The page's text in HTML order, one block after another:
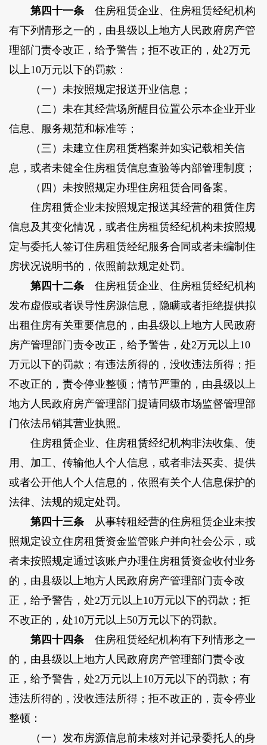
第四十一条住房租赁企业、住房租赁经纪机构
有下列情形之一的，由县级以上地方人民政府房产管
理部门责令改正，给予警告；拒不改正的，处2万元
以上10万元以下的罚款：
（一）未按照规定报送开业信息；
（二）未在其经营场所醒目位置公示本企业开业
信息、服务规范和标准等；
（三）未建立住房租赁档案并如实记载相关信
息，或者未健全住房租赁信息查验等内部管理制度；
（四）未按照规定办理住房租赁合同备案。
住房租赁企业未按照规定报送其经营的租赁住房
信息及其变化情况，或者住房租赁经纪机构未按照规
定与委托人签订住房租赁经纪服务合同或者未编制住
房状况说明书的，依照前款规定处罚。
第四十二条住房租赁企业、住房租赁经纪机构
发布虚假或者误导性房源信息，隐瞒或者拒绝提供拟
出租住房有关重要信息的，由县级以上地方人民政府
房产管理部门责令改正，给予警告，处2万元以上10
万元以下的罚款；有违法所得的，没收违法所得；拒
不改正的，责令停业整顿；情节严重的，由县级以上
地方人民政府房产管理部门提请同级市场监督管理部
门依法吊销其营业执照。
住房租赁企业、住房租赁经纪机构非法收集、使
用、加工、传输他人个人信息，或者非法买卖、提供
或者公开他人个人信息的，依照有关个人信息保护的
法律、法规的规定处罚。
第四十三条从事转租经营的住房租赁企业未按
照规定设立住房租赁资金监管账户并向社会公示，或
者未按照规定通过该账户办理住房租赁资金收付业务
的，由县级以上地方人民政府房产管理部门责令改
正，给予警告，处2万元以上10万元以下的罚款；拒
不改正的，处10万元以上50万元以下的罚款。
第四十四条住房租赁经纪机构有下列情形之一
的，由县级以上地方人民政府房产管理部门责令改
正，给予警告，处2万元以上10万元以下的罚款；有
违法所得的，没收违法所得；拒不改正的，责令停业
整顿：
（一）发布房源信息前未核对并记录委托人的身